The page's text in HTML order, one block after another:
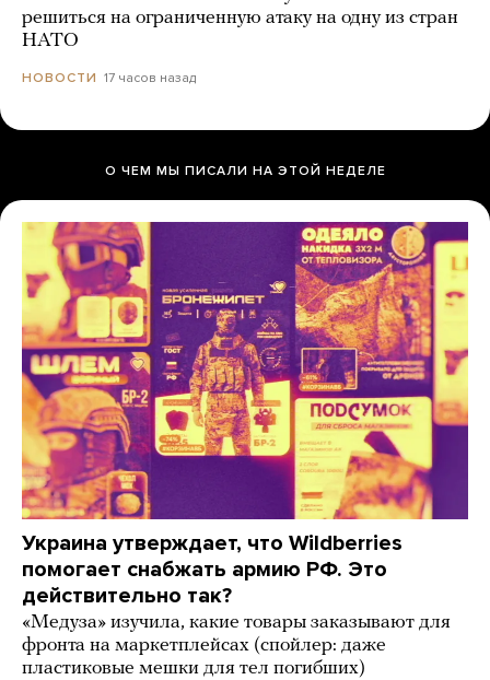
решиться на ограниченную атаку на одну из стран
НАТО
НОВОСТИ 17 часов назад
О ЧЕМ МЫ ПИСАЛИ НА ЭТОЙ НЕДЕЛЕ
Украина утверждает, что Wildberries
помогает снабжать армию РФ. Это
действительно так?
«Медуза» изучила, какие товары заказывают для
фронта на маркетплейсах (спойлер: даже
пластиковые мешки для тел погибших)